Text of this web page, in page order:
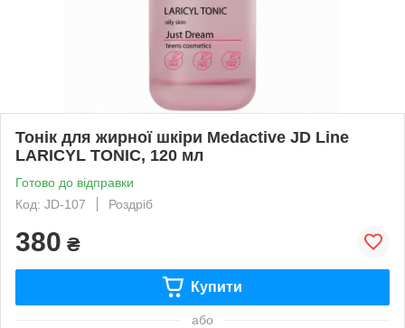
Тонік для жирної шкіри Medactive JD Line
LARICYL TONIC, 120 мл
Готово до відправки
Код: JD-107
Роздріб
380 ₴
Купити
або